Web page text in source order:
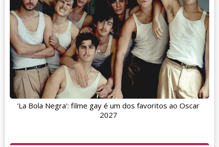
'La Bola Negra': filme gay é um dos favoritos ao Oscar
2027